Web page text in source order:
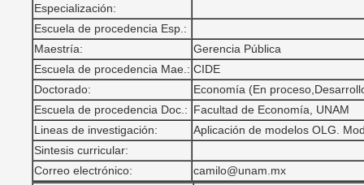
Especialización:
Escuela de procedencia Esp.:
Maestría:
Gerencia Pública
Escuela de procedencia Mae.: CIDE
Doctorado:
Economía (En
Escuela de procedencia Doc.: Facultad de Economía, UNAM
Lineas de investigación:
Aplicación de modelos OLG.
Sintesis curricular:
Correo electrónico:
camilo@unam.mx